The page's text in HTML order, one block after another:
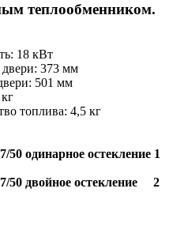
теплообменником.
18 кВт
373 мм
501 мм
топлива: 4,5 кг
50 одинарное остекление 1
50 двойное остекление 2